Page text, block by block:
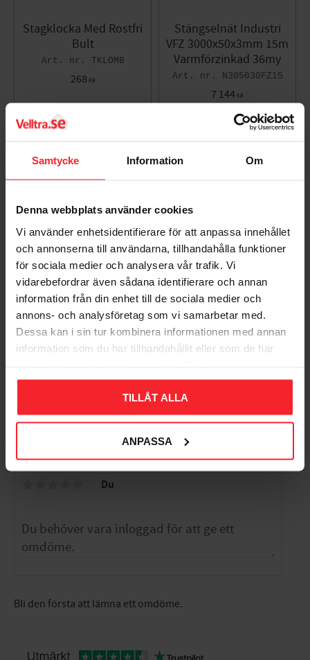
Samtycke Information Om
Denna webbplats använder cookies
Vi använder enhetsidentifierare för att anpassa innehållet
och annonserna till användarna, tillhandahålla funktioner
för sociala medier och analysera vår trafik. Vi
vidarebefordrar även sådana identifierare och annan
information från din enhet till de sociala medier och
annons- och analysföretag som vi samarbetar med.
Dessa kan i sin tur kombinera informationen med annan
information som du har tillhandahållit eller som de har
TILLÅT ALLA
ANPASSA
Du
Bli den första att lämna ett omdöme.
Stagklocka Med Rostfri
Bult
TKLOMB
268 KR
Stängselnät Industri
VFZ 3000x50x3mm 15m
Varmförzinkad 36my
N305030FZ15
7 144 KR
Lägg
Stängselnät Industri
VFZ 3000x50x2,5mm
15m Varmförzinkad
36my
N305025FZ15
Lägg till i favoriter
Spänntråd, Stagtråd
Varmförzinkad 4mm
52m
STL40FZ05
339